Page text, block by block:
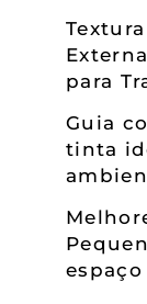
para
Guia
tinta